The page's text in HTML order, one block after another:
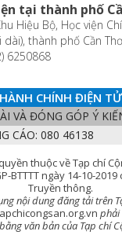
tại thành phố
Hiệu Bộ, Học viện
dài), thành phố Cần Thơ
6250868
HÀNH CHÍNH ĐIỆN TỬ
VÀ ĐÓNG GÓP Ý
CÁO: 080 46138
thuộc về Tạp chí
BTTTT ngày 14-10-
Truyền thông.
nội dung đăng tải trên
phải
văn bản của Tạp chí